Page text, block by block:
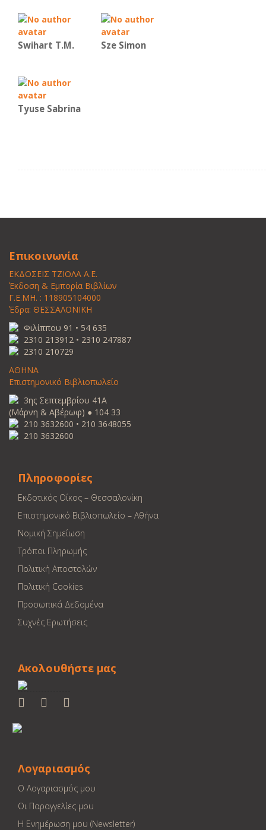
Swihart T.M. Sze Simon
Tyuse Sabrina
Επικοινωνία
ΕΚΔΟΣΕΙΣ ΤΖΙΟΛΑ Α.Ε.
Έκδοση & Εμπορία Βιβλίων
Γ.Ε.ΜΗ. : 118905104000
Έδρα: ΘΕΣΣΑΛΟΝΙΚΗ
Φιλίππου 91 • 54 635
2310 213912 • 2310 247887
2310 210729
ΑΘΗΝΑ
Επιστημονικό Βιβλιοπωλείο
3ης Σεπτεμβρίου 41Α
(Μάρνη & Αβέρωφ) ● 104 33
210 3632600 • 210 3648055
210 3632600
Πληροφορίες
Εκδοτικός Οίκος – Θεσσαλονίκη
Επιστημονικό Βιβλιοπωλείο – Αθήνα
Νομική Σημείωση
Τρόποι Πληρωμής
Πολιτική Αποστολών
Πολιτική Cookies
Προσωπικά Δεδομένα
Συχνές Ερωτήσεις
Ακολουθήστε μας
Λογαριασμός
Ο Λογαριασμός μου
Οι Παραγγελίες μου
Η Ενημέρωση μου (Newsletter)